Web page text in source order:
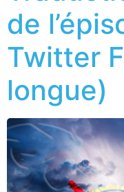
de
Twitter
longue)